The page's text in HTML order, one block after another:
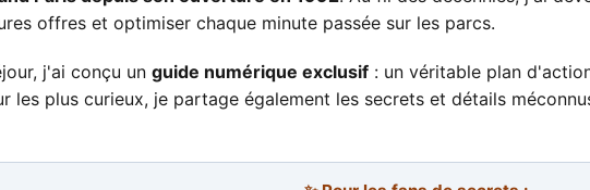
offres et optimiser chaque minute passée sur les parcs.
j'ai conçu un guide numérique exclusif : un véritable plan
les plus curieux, je partage également les secrets et détails